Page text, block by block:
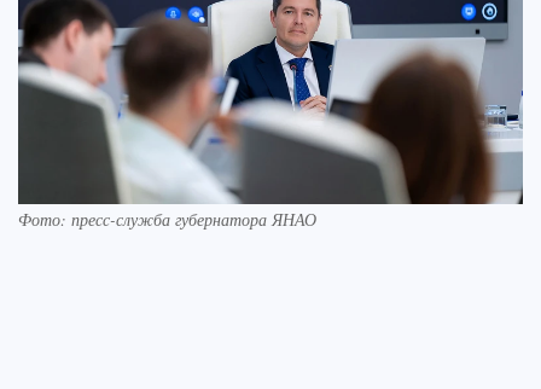
Фото: пресс-служба губернатора ЯНАО